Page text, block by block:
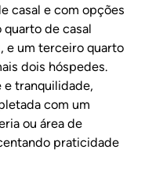
casal e com opções
de casal
e um terceiro quarto
dois hóspedes.
e tranquilidade,
com um
ou área de
praticidade